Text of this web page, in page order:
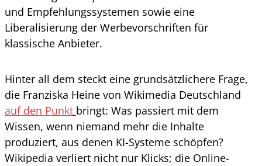
und Empfehlungssystemen sowie eine
Liberalisierung der Werbevorschriften für
klassische Anbieter.
Hinter all dem steckt eine grundsätzlichere Frage,
die Franziska Heine von Wikimedia Deutschland
auf den Punkt bringt: Was passiert mit dem
Wissen, wenn niemand mehr die Inhalte
produziert, aus denen KI-Systeme schöpfen?
Wikipedia verliert nicht nur Klicks; die Online-